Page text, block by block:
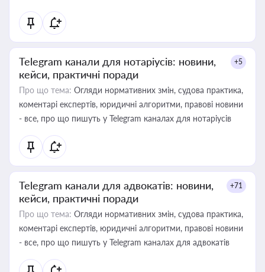
Telegram канали для нотаріусів: новини,
кейси, практичні поради
+5
Про що тема: Огляди нормативних змін, судова практика,
коментарі експертів, юридичні алгоритми, правові новини
- все, про що пишуть у Telegram каналах для нотаріусів
Telegram канали для адвокатів: новини,
кейси, практичні поради
+71
Про що тема: Огляди нормативних змін, судова практика,
коментарі експертів, юридичні алгоритми, правові новини
- все, про що пишуть у Telegram каналах для адвокатів